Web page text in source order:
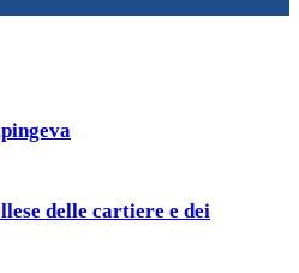
delle cartiere e dei